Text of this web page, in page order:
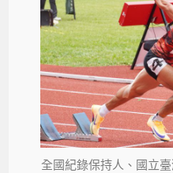
全國紀錄保持人、國立